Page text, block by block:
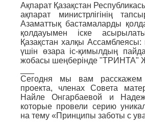
Ақпарат Қазақстан
ақпарат министрлігінің
Азаматтық бастамаларды
қолдауымен іске
Қазақстан халқы Ассамблеясы:
үшін өзара іс-қимылдың
жобасы шеңберінде "ТРИНТА"
Сегодня мы вам расскажем
проекта, членах Совета
Найле Онгарбаевой и
которые провели серию
на тему «Принципы заботы с